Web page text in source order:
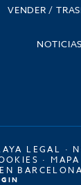
VENDER /
NOTICIAS
LEGAL ·
·